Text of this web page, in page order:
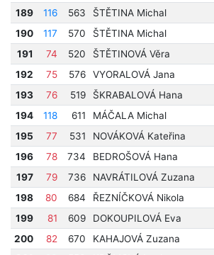
189
116 563 ŠTĚTINA Michal
190
117 570 ŠTĚTINA Michal
191
74 520 ŠTĚTINOVÁ Věra
192
75 576 VYORALOVÁ Jana
193
76 519 ŠKRABALOVÁ Hana
194
118 611 MÁČALA Michal
195
77 531 NOVÁKOVÁ Kateřina
196
78 734 BEDROŠOVÁ Hana
197
79 736 NAVRÁTILOVÁ Zuzana
198
80 684 ŘEZNÍČKOVÁ Nikola
199
81 609 DOKOUPILOVÁ Eva
200
82 670 KAHAJOVÁ Zuzana